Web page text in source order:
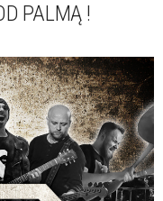
PALMĄ !